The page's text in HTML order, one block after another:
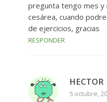
pregunta tengo mes y
cesárea, cuando
de ejercicios, gracias
RESPONDER
HECTOR
5 octubre,